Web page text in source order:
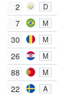
2 D
7 M
30 M
26
M
88 M
22 A